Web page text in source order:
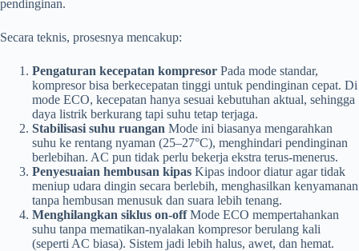
pendinginan.
Secara teknis, prosesnya mencakup:
Pengaturan kecepatan kompresor Pada mode standar,
kompresor bisa berkecepatan tinggi untuk pendinginan cepat. Di
mode ECO, kecepatan hanya sesuai kebutuhan aktual, sehingga
daya listrik berkurang tapi suhu tetap terjaga.
Stabilisasi suhu ruangan Mode ini biasanya mengarahkan
suhu ke rentang nyaman (25–27°C), menghindari pendinginan
berlebihan. AC pun tidak perlu bekerja ekstra terus-menerus.
Penyesuaian hembusan kipas Kipas indoor diatur agar tidak
meniup udara dingin secara berlebih, menghasilkan kenyamanan
tanpa hembusan menusuk dan suara lebih tenang.
Menghilangkan siklus on-offMode ECO mempertahankan
suhu tanpa mematikan-nyalakan kompresor berulang kali
(seperti AC biasa). Sistem jadi lebih halus, awet, dan hemat.